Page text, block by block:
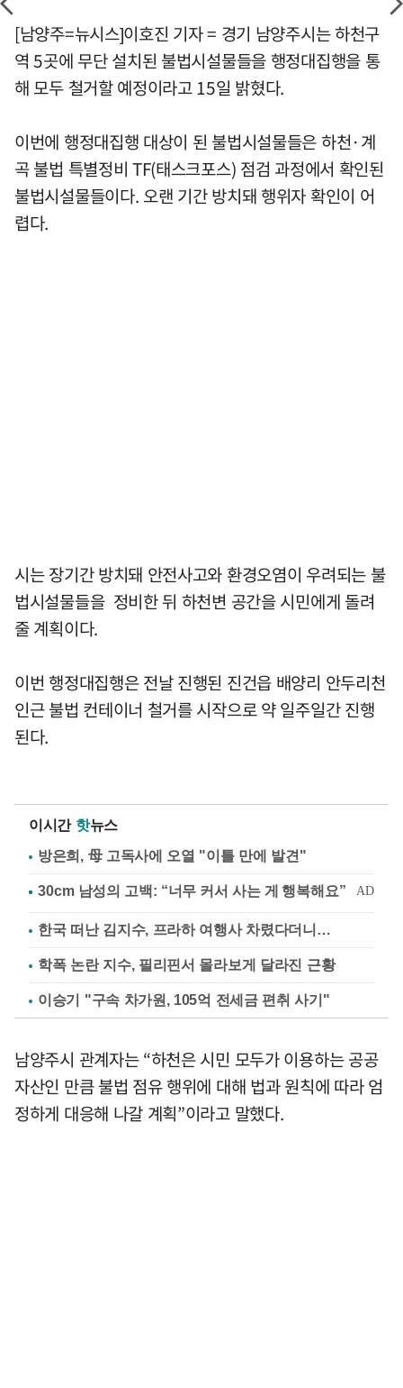
[남양주=뉴시스]이호진 기자 = 경기 남양주시는 하천구
역 5곳에 무단 설치된 불법시설물들을 행정대집행을 통
해 모두 철거할 예정이라고 15일 밝혔다.
이번에 행정대집행 대상이 된 불법시설물들은 하천·계
곡 불법 특별정비 TF(태스크포스) 점검 과정에서 확인된
불법시설물들이다. 오랜 기간 방치돼 행위자 확인이 어
렵다.
시는 장기간 방치돼 안전사고와 환경오염이 우려되는 불
법시설물들을 정비한 뒤 하천변 공간을 시민에게 돌려
줄 계획이다.
이번 행정대집행은 전날 진행된 진건읍 배양리 안두리천
인근 불법 컨테이너 철거를 시작으로 약 일주일간 진행
된다.
이시간 핫뉴스
방은희, 母 고독사에 오열 "이틀 만에 발견"
한국 떠난 김지수, 프라하 여행사 차렸다더니…
학폭 논란 지수, 필리핀서 몰라보게 달라진 근황
이승기 "구속 차가원, 105억 전세금 편취 사기"
남양주시 관계자는 “하천은 시민 모두가 이용하는 공공
자산인 만큼 불법 점유 행위에 대해 법과 원칙에 따라 엄
정하게 대응해 나갈 계획”이라고 말했다.